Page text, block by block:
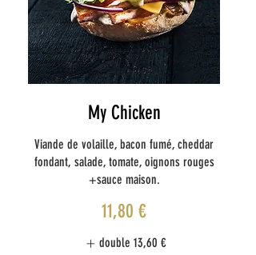
My Chicken
Viande de volaille, bacon fumé, cheddar
fondant, salade, tomate, oignons rouges
+sauce maison.
11,80 €
double 13,60 €